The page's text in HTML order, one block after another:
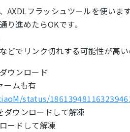
AXDLフラッシュツールを使います
り進めたらOKです。
どでリンク切れする可能性が高
ウンロード
ームも有
status/
ダウンロードして解凍
ードして解凍